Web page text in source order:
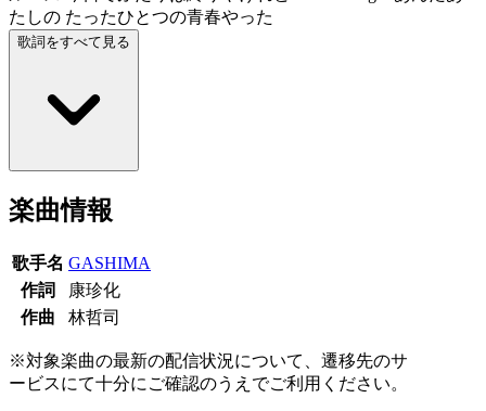
たしの たったひとつの青春やった
歌詞をすべて見る
楽曲情報
歌手名 GASHIMA
作詞
康珍化
作曲
林哲司
※対象楽曲の最新の配信状況について、遷移先のサ
ービスにて十分にご確認のうえでご利用ください。